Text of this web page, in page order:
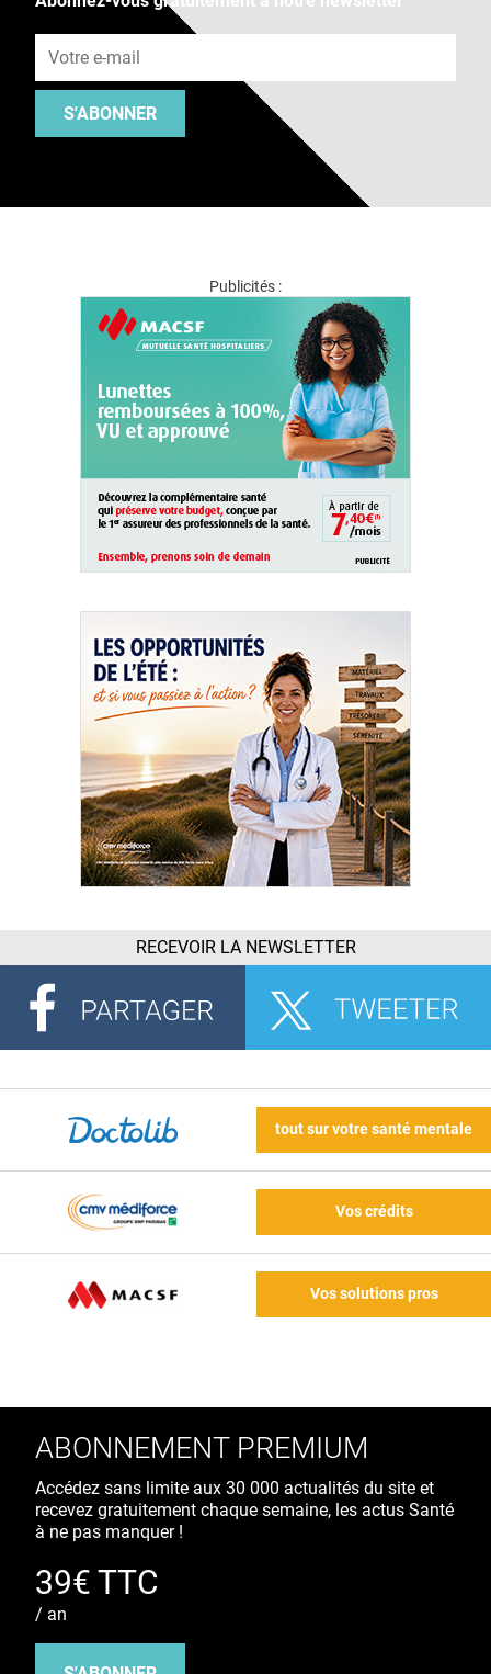
S'ABONNER
Publicités :
RECEVOIR LA NEWSLETTER
tout sur votre santé mentale
Vos crédits
Vos solutions pros
ABONNEMENT PREMIUM
Accédez sans limite aux 30 000 actualités du site et
recevez gratuitement chaque semaine, les actus Santé
à ne pas manquer !
39€ TTC
/ an